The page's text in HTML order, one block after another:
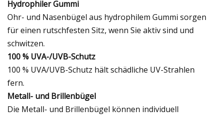
Hydrophiler Gummi
Ohr- und Nasenbügel aus hydrophilem Gummi sorgen
für einen rutschfesten Sitz, wenn Sie aktiv sind und
schwitzen.
100 % UVA-/UVB-Schutz
100 % UVA/UVB-Schutz hält schädliche UV-Strahlen
fern.
Metall- und Brillenbügel
Die Metall- und Brillenbügel können individuell